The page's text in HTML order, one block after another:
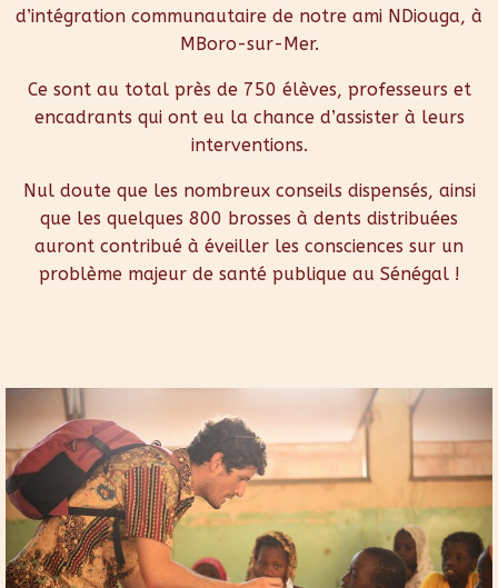
d’intégration communautaire de notre ami NDiouga, à
MBoro-sur-Mer.
Ce sont au total près de 750 élèves, professeurs et
encadrants qui ont eu la chance d’assister à leurs
interventions.
Nul doute que les nombreux conseils dispensés, ainsi
que les quelques 800 brosses à dents distribuées
auront contribué à éveiller les consciences sur un
problème majeur de santé publique au Sénégal !